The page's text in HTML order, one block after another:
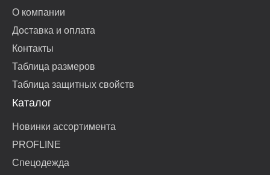
О компании
Доставка и оплата
Контакты
Таблица размеров
Таблица защитных свойств
Каталог
Новинки ассортимента
PROFLINE
Спецодежда